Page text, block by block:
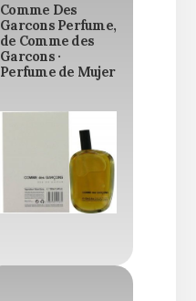
Comme Des
Garcons Perfume,
de Comme des
Garcons ·
Perfume de Mujer